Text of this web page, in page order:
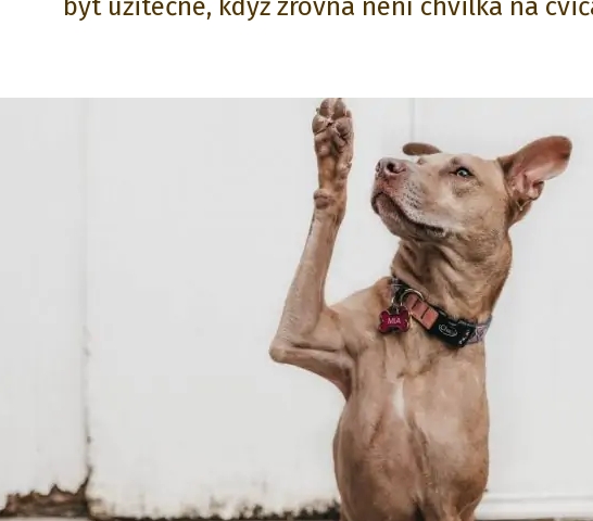
být užitečné, když zrovna není chvilka na